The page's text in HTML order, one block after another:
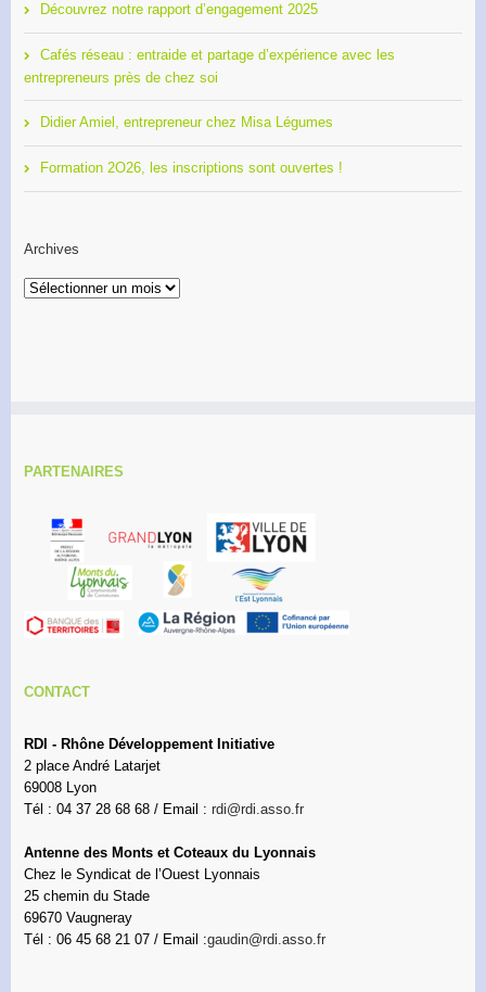
Découvrez notre rapport d’engagement 2025
Cafés réseau : entraide et partage d’expérience avec les
entrepreneurs près de chez soi
Didier Amiel, entrepreneur chez Misa Légumes
Formation 2O26, les inscriptions sont ouvertes !
Archives
Archives
PARTENAIRES
CONTACT
RDI - Rhône Développement Initiative
2 place André Latarjet
69008 Lyon
Tél : 04 37 28 68 68 / Email : rdi@rdi.asso.fr
Antenne des Monts et Coteaux du Lyonnais
Chez le Syndicat de l’Ouest Lyonnais
25 chemin du Stade
69670 Vaugneray
Tél : 06 45 68 21 07 / Email :gaudin@rdi.asso.fr